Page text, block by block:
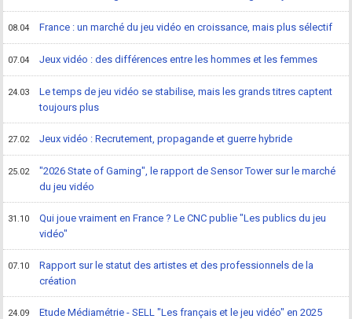
08.04 France : un marché du jeu vidéo en croissance, mais plus sélectif
07.04 Jeux vidéo : des différences entre les hommes et les femmes
24.03
Le temps de jeu vidéo se stabilise, mais les grands titres captent
toujours plus
27.02 Jeux vidéo : Recrutement, propagande et guerre hybride
25.02
"2026 State of Gaming", le rapport de Sensor Tower sur le marché
du jeu vidéo
31.10
Qui joue vraiment en France ? Le CNC publie "Les publics du jeu
vidéo"
07.10
Rapport sur le statut des artistes et des professionnels de la
création
24.09 Etude Médiamétrie - SELL "Les français et le jeu vidéo" en 2025